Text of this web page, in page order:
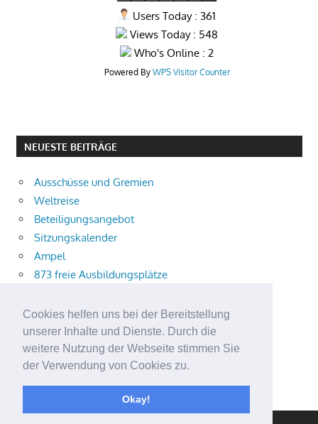
Cookies helfen uns bei der Bereitstellung
unserer Inhalte und Dienste. Durch die
weitere Nutzung der Webseite stimmen Sie
der Verwendung von Cookies zu.
Okay!
Users Today : 361
Views Today : 548
Who's Online : 2
Powered By WPS Visitor Counter
NEUESTE BEITRÄGE
Ausschüsse und Gremien
Weltreise
Beteiligungsangebot
Sitzungskalender
Ampel
873 freie Ausbildungsplätze
Aktuelle Verkehrsmeldungen
Terracliff
Wärmeplanung
Demokratie-Tag 2026
Neuer Jahrgang